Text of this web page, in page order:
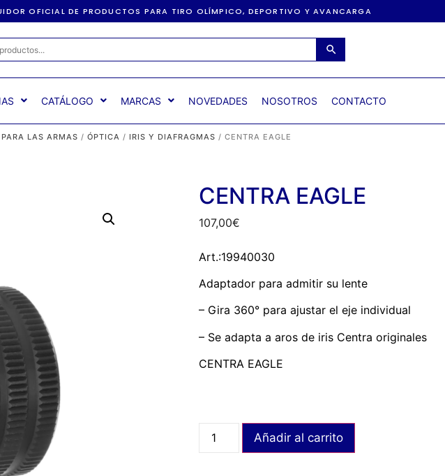
OFICIAL DE PRODUCTOS PARA TIRO OLÍMPICO, DEPORTIVO Y AVANCARGA
CATÁLOGO MARCAS NOVEDADES NOSOTROS CONTACTO
LAS ARMAS / ÓPTICA / IRIS Y DIAFRAGMAS / CENTRA EAGLE
CENTRA EAGLE
107,00€
Art.:19940030
Adaptador para admitir su lente
– Gira 360° para ajustar el eje individual
– Se adapta a aros de iris Centra originales
CENTRA EAGLE
Añadir al carrito